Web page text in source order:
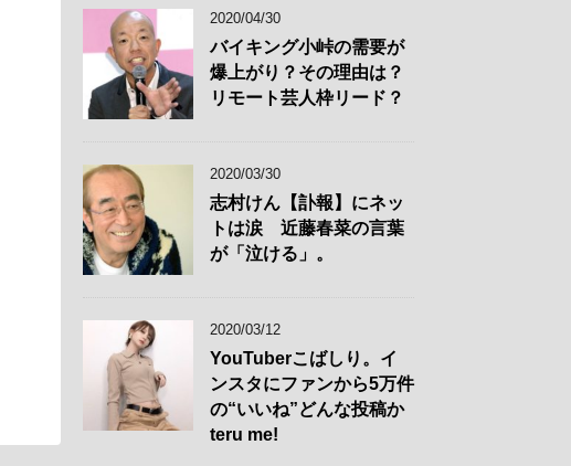
2020/04/30
バイキング小峠の需要が
爆上がり？その理由は？
リモート芸人枠リード？
2020/03/30
志村けん【訃報】にネッ
トは涙 近藤春菜の言葉
が「泣ける」。
2020/03/12
YouTuberこばしり。イ
ンスタにファンから5万件
の“いいね”どんな投稿か
teru me!